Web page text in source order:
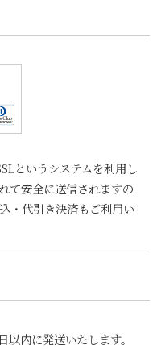
というシステムを利用し
て安全に送信されますの
・代引き決済もご利用い
内に発送いたします。